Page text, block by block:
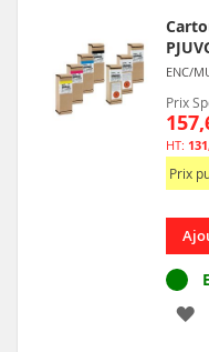
ENC/
Prix
Prix